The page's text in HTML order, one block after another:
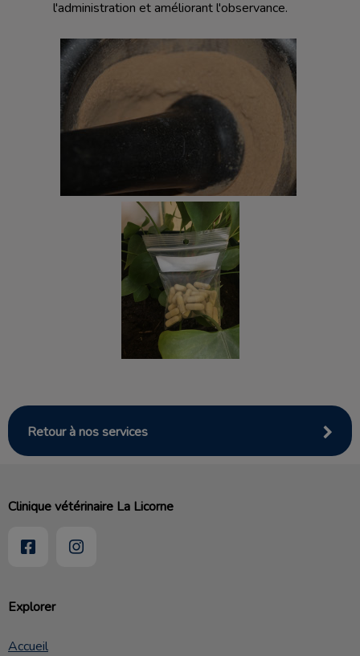
l'administration et améliorant l'observance.
Retour à nos services
Explorer
Accueil
Clinique vétérinaire La Licorne